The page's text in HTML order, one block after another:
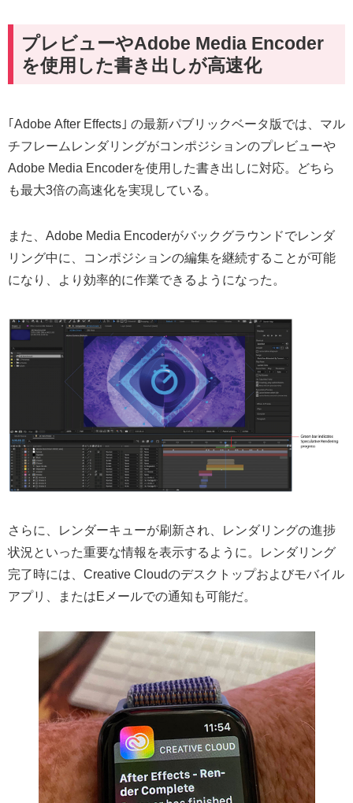
プレビューやAdobe Media Encoder
を使用した書き出しが高速化
｢Adobe After Effects｣ の最新パブリックベータ版では、マル
チフレームレンダリングがコンポジションのプレビューや
Adobe Media Encoderを使用した書き出しに対応。どちら
も最大3倍の高速化を実現している。
また、Adobe Media Encoderがバックグラウンドでレンダ
リング中に、コンポジションの編集を継続することが可能
になり、より効率的に作業できるようになった。
さらに、レンダーキューが刷新され、レンダリングの進捗
状況といった重要な情報を表示するように。レンダリング
完了時には、Creative Cloudのデスクトップおよびモバイル
アプリ、またはEメールでの通知も可能だ。